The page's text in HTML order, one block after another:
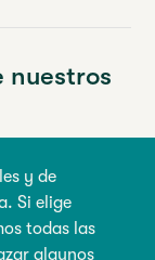
y de
Si elige
todas las
algunos
nuestros